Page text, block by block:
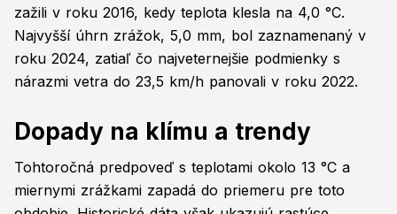
zažili v roku 2016, kedy teplota klesla na 4,0 °C.
Najvyšší úhrn zrážok, 5,0 mm, bol zaznamenaný v
roku 2024, zatiaľ čo najveternejšie podmienky s
nárazmi vetra do 23,5 km/h panovali v roku 2022.
Dopady na klímu a trendy
Tohtoročná predpoveď s teplotami okolo 13 °C a
miernymi zrážkami zapadá do priemeru pre toto